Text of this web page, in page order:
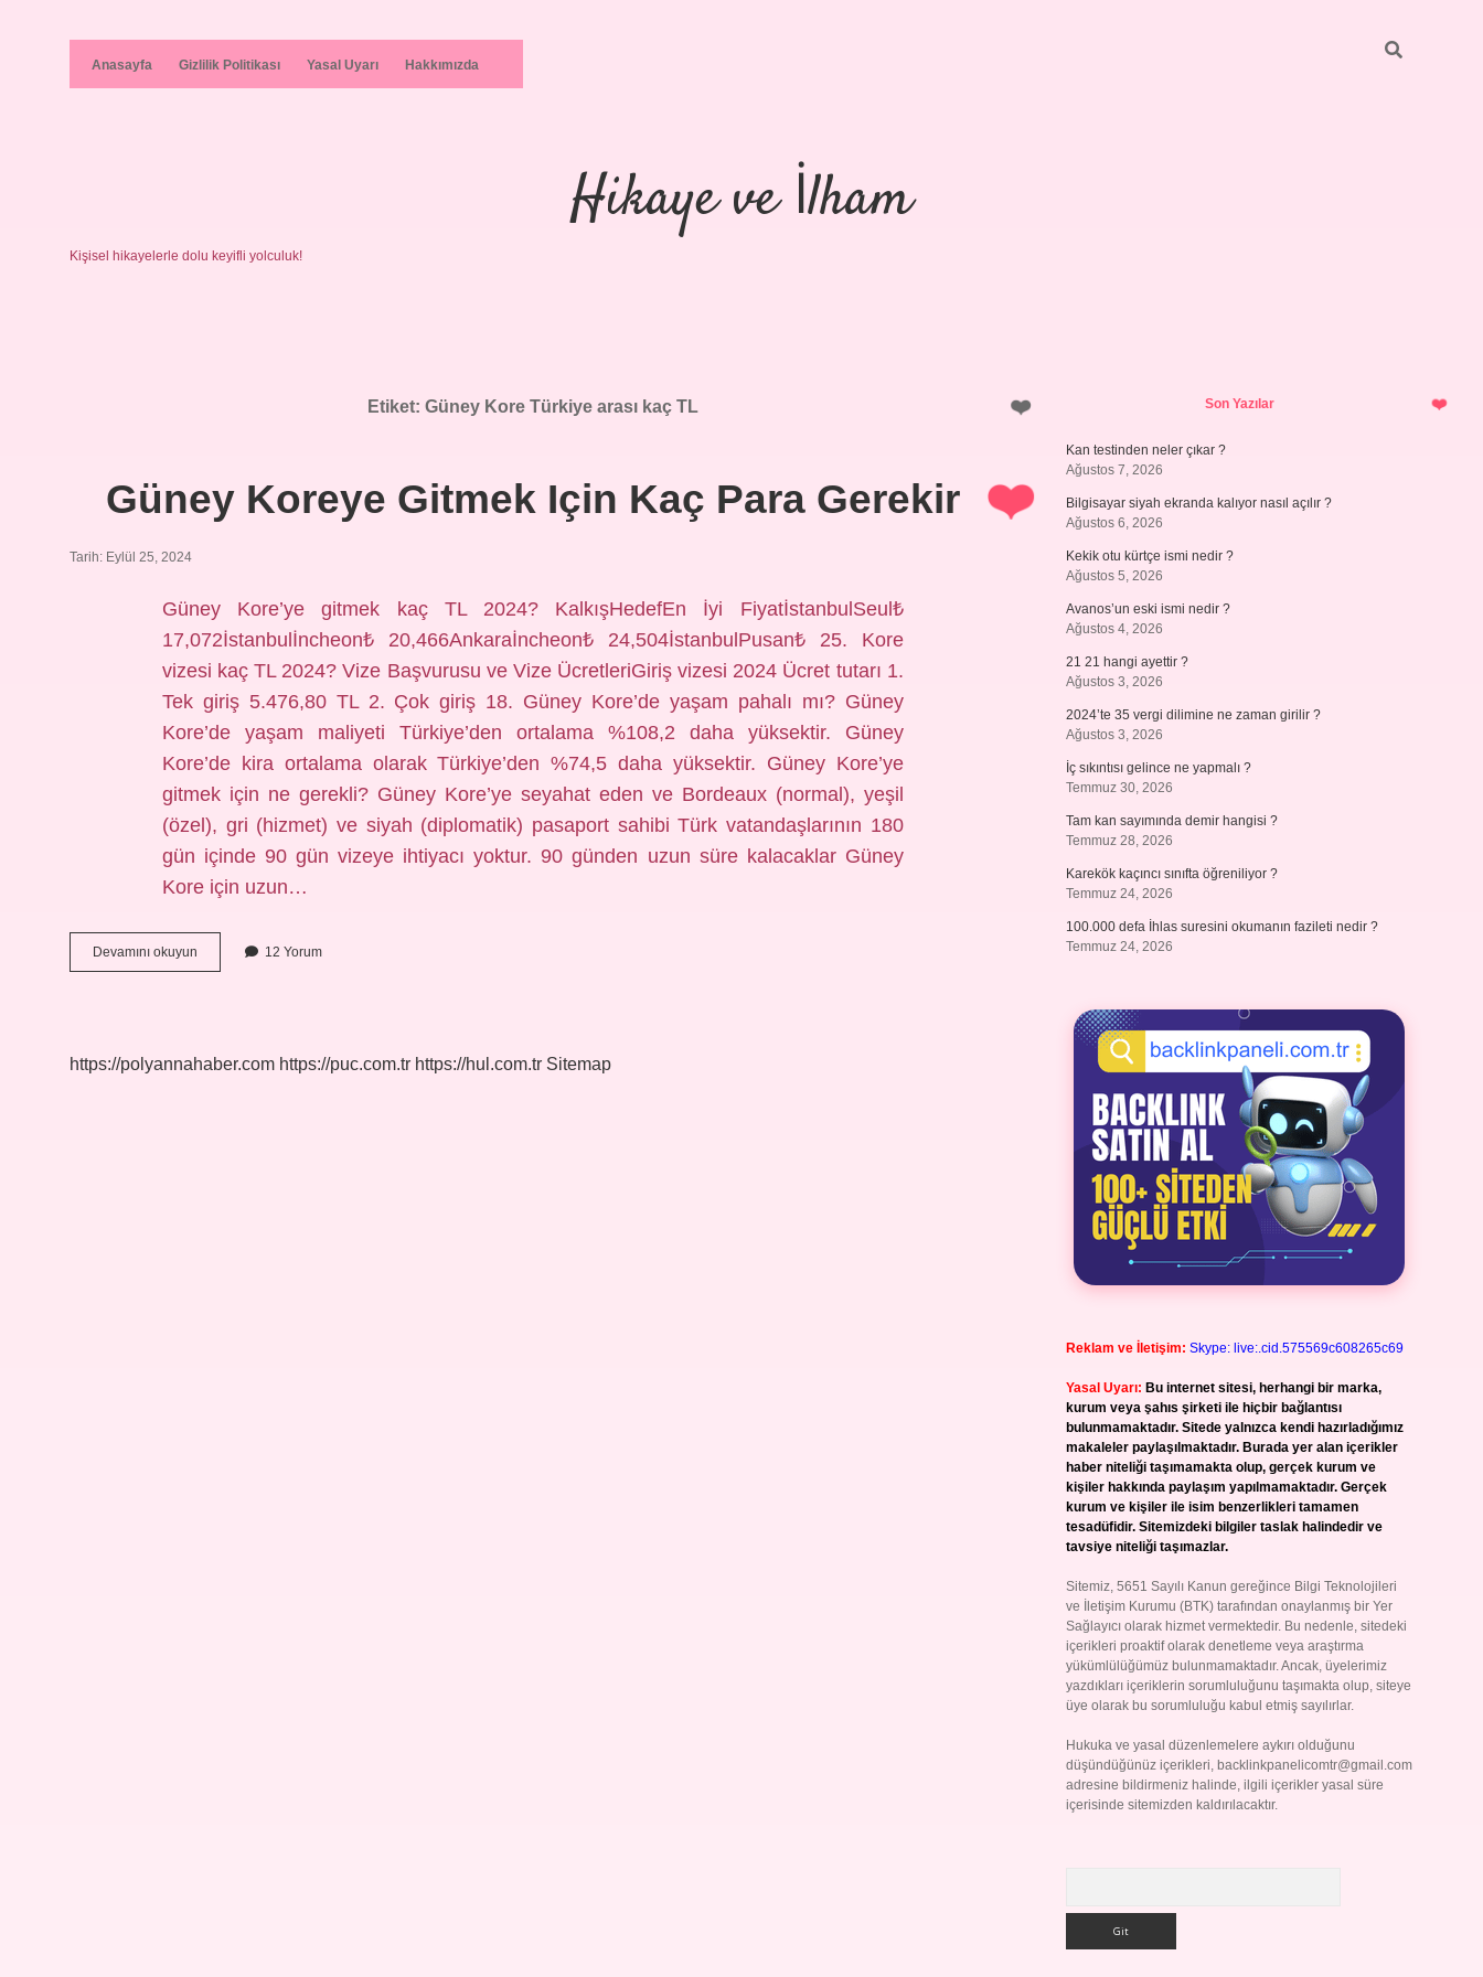
Anasayfa Gizlilik Politikası Yasal Uyarı Hakkımızda
Hikaye ve İlham
Kişisel hikayelerle dolu keyifli yolculuk!
Etiket: Güney Kore Türkiye arası kaç TL
Güney Koreye Gitmek Için Kaç Para Gerekir
Tarih: Eylül 25, 2024
Güney Kore’ye gitmek kaç TL 2024? KalkışHedefEn İyi FiyatİstanbulSeul₺
17,072İstanbulİncheon₺ 20,466Ankaraİncheon₺ 24,504İstanbulPusan₺ 25. Kore
vizesi kaç TL 2024? Vize Başvurusu ve Vize ÜcretleriGiriş vizesi 2024 Ücret tutarı 1.
Tek giriş 5.476,80 TL 2. Çok giriş 18. Güney Kore’de yaşam pahalı mı? Güney
Kore’de yaşam maliyeti Türkiye’den ortalama %108,2 daha yüksektir. Güney
Kore’de kira ortalama olarak Türkiye’den %74,5 daha yüksektir. Güney Kore’ye
gitmek için ne gerekli? Güney Kore’ye seyahat eden ve Bordeaux (normal), yeşil
(özel), gri (hizmet) ve siyah (diplomatik) pasaport sahibi Türk vatandaşlarının 180
gün içinde 90 gün vizeye ihtiyacı yoktur. 90 günden uzun süre kalacaklar Güney
Kore için uzun…
Devamını okuyun
Koreye
Gerekir
12 Yorum
https://polyannahaber.com https://puc.com.tr https://hul.com.tr Sitemap
SidebarSon Yazılar
Kan testinden neler çıkar ?
Ağustos 7, 2026
Bilgisayar siyah ekranda kalıyor nasıl açılır ?
Ağustos 6, 2026
Kekik otu kürtçe ismi nedir ?
Ağustos 5, 2026
Avanos’un eski ismi nedir ?
Ağustos 4, 2026
21 21 hangi ayettir ?
Ağustos 3, 2026
2024’te 35 vergi dilimine ne zaman girilir ?
Ağustos 3, 2026
İç sıkıntısı gelince ne yapmalı ?
Temmuz 30, 2026
Tam kan sayımında demir hangisi ?
Temmuz 28, 2026
Karekök kaçıncı sınıfta öğreniliyor ?
Temmuz 24, 2026
100.000 defa İhlas suresini okumanın fazileti nedir ?
Temmuz 24, 2026
Reklam ve İletişim: Skype: live:.cid.575569c608265c69
Yasal Uyarı: Bu internet sitesi, herhangi bir marka,
kurum veya şahıs şirketi ile hiçbir bağlantısı
bulunmamaktadır. Sitede yalnızca kendi hazırladığımız
makaleler paylaşılmaktadır. Burada yer alan içerikler
haber niteliği taşımamakta olup, gerçek kurum ve
kişiler hakkında paylaşım yapılmamaktadır. Gerçek
kurum ve kişiler ile isim benzerlikleri tamamen
tesadüfidir. Sitemizdeki bilgiler taslak halindedir ve
tavsiye niteliği taşımazlar.
Sitemiz, 5651 Sayılı Kanun gereğince Bilgi Teknolojileri
ve İletişim Kurumu (BTK) tarafından onaylanmış bir Yer
Sağlayıcı olarak hizmet vermektedir. Bu nedenle, sitedeki
içerikleri proaktif olarak denetleme veya araştırma
yükümlülüğümüz bulunmamaktadır. Ancak, üyelerimiz
yazdıkları içeriklerin sorumluluğunu taşımakta olup, siteye
üye olarak bu sorumluluğu kabul etmiş sayılırlar.
Hukuka ve yasal düzenlemelere aykırı olduğunu
düşündüğünüz içerikleri, backlinkpanelicomtr@gmail.com
adresine bildirmeniz halinde, ilgili içerikler yasal süre
içerisinde sitemizden kaldırılacaktır.